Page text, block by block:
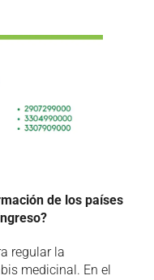
de los países
regular la
medicinal. En el